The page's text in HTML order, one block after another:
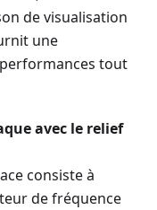
de visualisation
une
tout
avec le relief
consiste à
de fréquence